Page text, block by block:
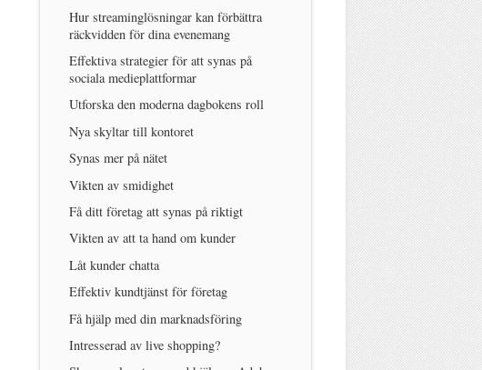
Hur streaminglösningar kan förbättra
räckvidden för dina evenemang
Effektiva strategier för att synas på
sociala medieplattformar
Utforska den moderna dagbokens roll
Nya skyltar till kontoret
Synas mer på nätet
Vikten av smidighet
Få ditt företag att synas på riktigt
Vikten av att ta hand om kunder
Låt kunder chatta
Effektiv kundtjänst för företag
Få hjälp med din marknadsföring
Intresserad av live shopping?